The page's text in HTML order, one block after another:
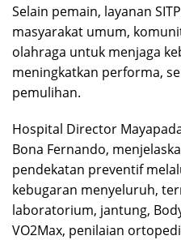
Selain pemain, layanan
masyarakat umum,
olahraga untuk menjaga
meningkatkan performa,
pemulihan.
Hospital Director
Bona Fernando,
pendekatan preventif
kebugaran menyeluruh,
laboratorium, jantung,
VO2Max, penilaian